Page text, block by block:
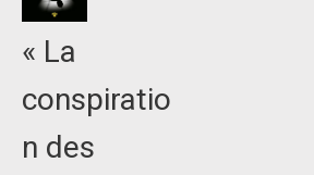
« La
conspiratio
n des